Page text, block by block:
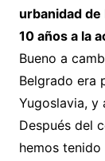
urbanidad de
10 años a la
Bueno a
Belgrado era
Yugoslavia, y
Después del
hemos